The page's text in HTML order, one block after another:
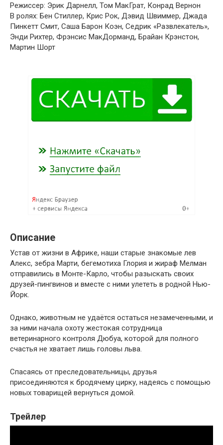
Режиссер: Эрик Дарнелл, Том МакГрат, Конрад Вернон
В ролях: Бен Стиллер, Крис Рок, Дэвид Швиммер, Джада
Пинкетт Смит, Саша Барон Коэн, Седрик «Развлекатель»,
Энди Рихтер, Фрэнсис МакДорманд, Брайан Крэнстон,
Мартин Шорт
Описание
Устав от жизни в Африке, наши старые знакомые лев
Алекс, зебра Марти, бегемотиха Глория и жираф Мелман
отправились в Монте-Карло, чтобы разыскать своих
друзей-пингвинов и вместе с ними улететь в родной Нью-
Йорк.
Однако, животным не удаётся остаться незамеченными, и
за ними начала охоту жестокая сотрудница
ветеринарного контроля Дюбуа, которой для полного
счастья не хватает лишь головы льва.
Спасаясь от преследовательницы, друзья
присоединяются к бродячему цирку, надеясь с помощью
новых товарищей вернуться домой.
Трейлер